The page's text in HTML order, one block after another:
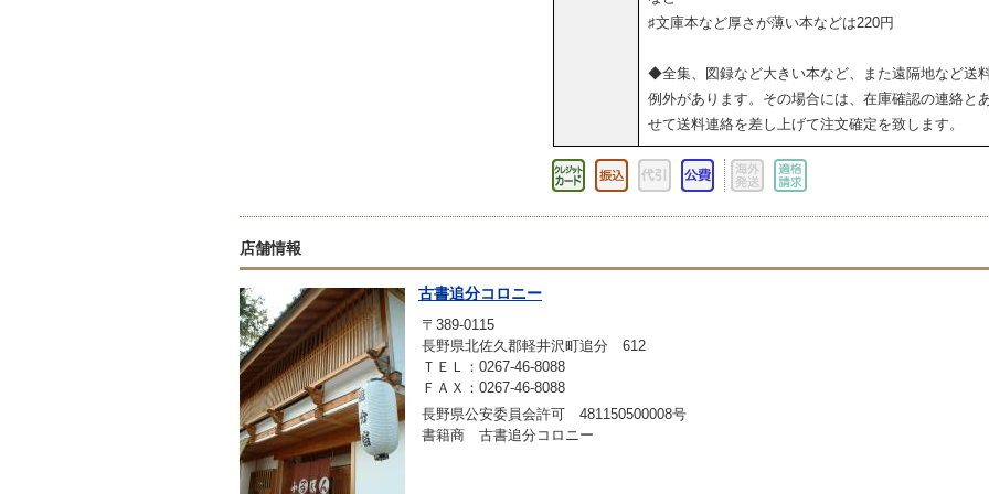
♯文庫本など厚さが薄い本などは220円
◆全集、図録など大きい本など、また遠隔地など送
例外があります。その場合には、在庫確認の連絡と
せて送料連絡を差し上げて注文確定を致します。
店舗情報
古書追分コロニー
〒389-0115
長野県北佐久郡軽井沢町追分 612
ＴＥＬ：0267-46-8088
ＦＡＸ：0267-46-8088
長野県公安委員会許可 481150500008号
書籍商 古書追分コロニー